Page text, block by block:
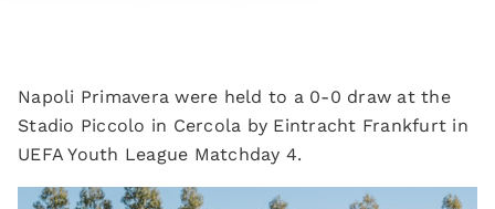
Napoli Primavera were held to a 0-0 draw at the
Stadio Piccolo in Cercola by Eintracht Frankfurt in
UEFA Youth League Matchday 4.